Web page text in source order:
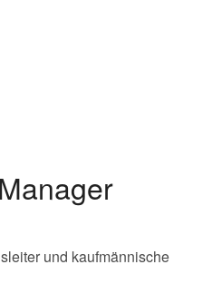
und kaufmännische